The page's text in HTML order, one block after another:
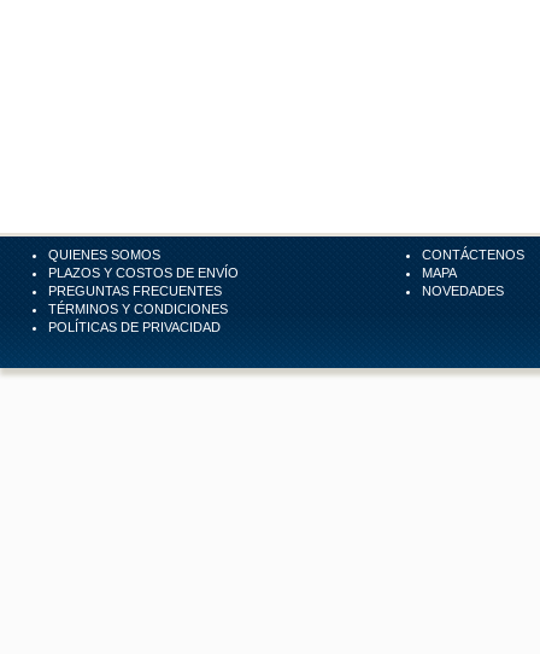
QUIENES SOMOS
PLAZOS Y COSTOS DE ENVÍO
PREGUNTAS FRECUENTES
TÉRMINOS Y CONDICIONES
POLÍTICAS DE PRIVACIDAD
CONTÁCTENOS
MAPA
NOVEDADES